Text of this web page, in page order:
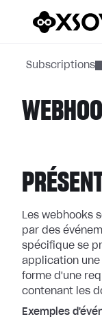
Subscriptions
Les webhooks
par des
spécifique se
application une
forme d'une
contenant les
Exemples